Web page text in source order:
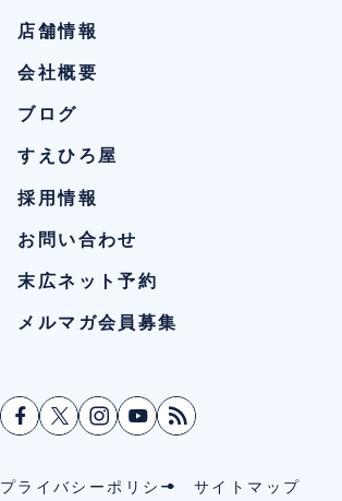
店舗情報
会社概要
ブログ
すえひろ屋
採用情報
お問い合わせ
末広ネット予約
メルマガ会員募集
プライバシーポリシー サイトマップ